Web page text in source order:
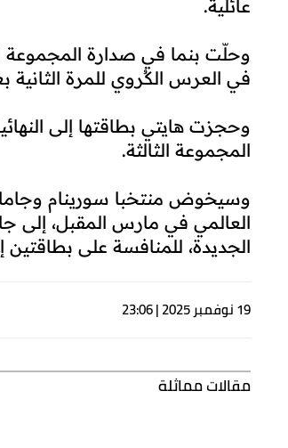
عائلية.
في العرس الكُروي للمرة الثانية بعد
المجموعة الثالثة.
وسيخوض منتخبا سورينام
العالمي في مارس المقبل، إلى
الجديدة، للمنافسة على بطاقتين
19 نوفمبر 2025 | 23:06
مقالات مماثلة